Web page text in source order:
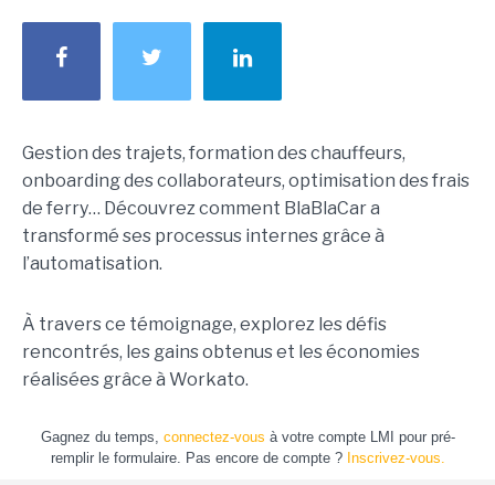
Gestion des trajets, formation des chauffeurs,
onboarding des collaborateurs, optimisation des frais
de ferry… Découvrez comment BlaBlaCar a
transformé ses processus internes grâce à
l’automatisation.
À travers ce témoignage, explorez les défis
rencontrés, les gains obtenus et les économies
réalisées grâce à Workato.
Gagnez du temps, connectez-vous à votre compte LMI pour pré-
remplir le formulaire. Pas encore de compte ? Inscrivez-vous.